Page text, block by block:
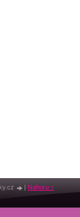
| Nahoru ↑